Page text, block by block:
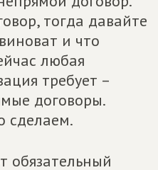
тогда давайте
и что
любая
требует –
договоры.
сделаем.
обязательный